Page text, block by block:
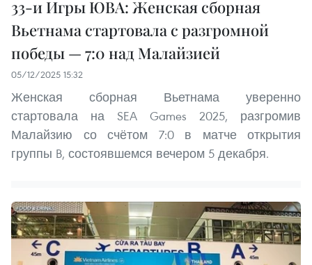
33-и Игры ЮВА: Женская сборная
Вьетнама стартовала с разгромной
победы — 7:0 над Малайзией
05/12/2025 15:32
Женская сборная Вьетнама уверенно
стартовала на SEA Games 2025, разгромив
Малайзию со счётом 7:0 в матче открытия
группы B, состоявшемся вечером 5 декабря.